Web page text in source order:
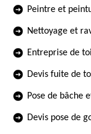
Peintre et
Nettoyage et
Entreprise de
Devis fuite de
Pose de bâche
Devis pose de